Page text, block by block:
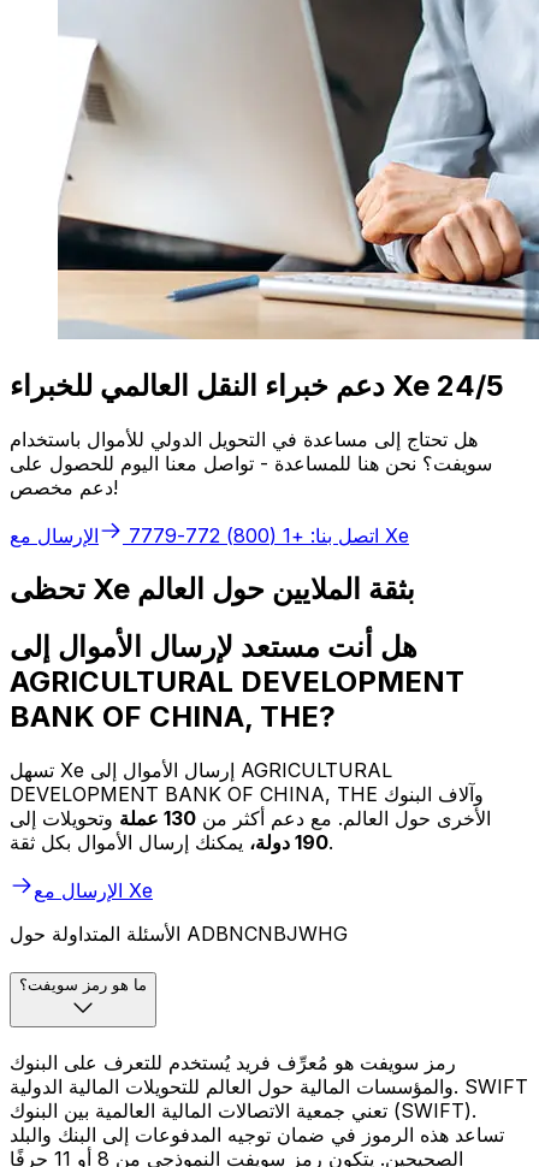
دعم خبراء النقل العالمي للخبراء Xe 24/5
هل تحتاج إلى مساعدة في التحويل الدولي للأموال باستخدام
سويفت؟ نحن هنا للمساعدة - تواصل معنا اليوم للحصول على
دعم مخصص!
اتصل بنا: +1 (800) 772-7779 الإرسال مع Xe
تحظى Xe بثقة الملايين حول العالم
هل أنت مستعد لإرسال الأموال إلى
AGRICULTURAL DEVELOPMENT
BANK OF CHINA, THE?
تسهل Xe إرسال الأموال إلى AGRICULTURAL
DEVELOPMENT BANK OF CHINA, THE وآلاف البنوك
الأخرى حول العالم. مع دعم أكثر من 130 عملة
وتحويلات إلى
190 دولة،يمكنك إرسال الأموال بكل ثقة.
الإرسال مع Xe
الأسئلة المتداولة حول ADBNCNBJWHG
ما هو رمز سويفت؟
رمز سويفت هو مُعرِّف فريد يُستخدم للتعرف على البنوك
والمؤسسات المالية حول العالم للتحويلات المالية الدولية. SWIFT
تعني جمعية الاتصالات المالية العالمية بين البنوك (SWIFT).
تساعد هذه الرموز في ضمان توجيه المدفوعات إلى البنك والبلد
الصحيحين. يتكون رمز سويفت النموذجي من 8 أو 11 حرفًا